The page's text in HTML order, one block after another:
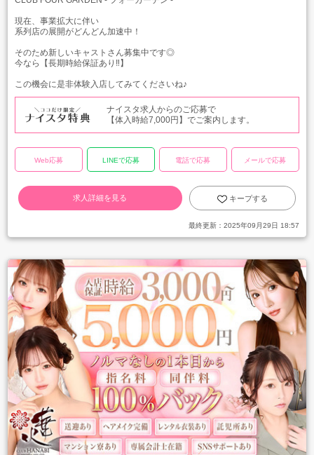
現在、事業拡大に伴い
系列店の展開がどんどん加速中！
そのため新しいキャストさん募集中です◎
今なら【長期時給保証あり‼】
この機会に是非体験入店してみてくださいね♪
ナイスタ求人からのご応募で
【体入時給7,000円】でご案内します。
Web応募 LINEで応募 電話で応募 メールで応募
求人詳細を見る キープする
最終更新： 2025年09月29日 18:57